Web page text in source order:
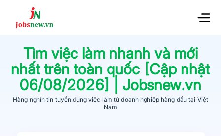
Tìm việc làm nhanh và mới
nhất trên toàn quốc [Cập nhật
06/08/2026] | Jobsnew.vn
Hàng nghìn tin tuyển dụng việc làm từdoanh nghiệp hàng đầu tại Việt
Nam